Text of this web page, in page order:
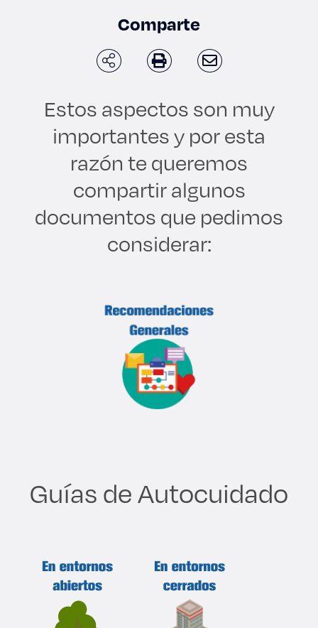
Lo más buscado
Carreras
Prepa ITESO
Becas
Comparte
Estos aspectos son muy
importantes y por esta
razón te queremos
compartir algunos
documentos que pedimos
considerar:
Guías de Autocuidado